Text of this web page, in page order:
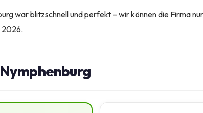
war blitzschnell und perfekt – wir können die Firma nur
2026.